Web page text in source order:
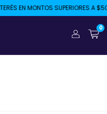
EN MONTOS SUPERIORES A
0